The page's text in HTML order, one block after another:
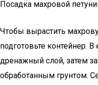
Посадка махровой
Чтобы вырастить
подготовьте контейнер.
дренажный слой, затем
обработанным грунтом.